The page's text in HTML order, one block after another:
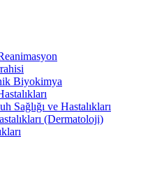
Biyokimya
Sağlığı ve Hastalıkları
(Dermatoloji)